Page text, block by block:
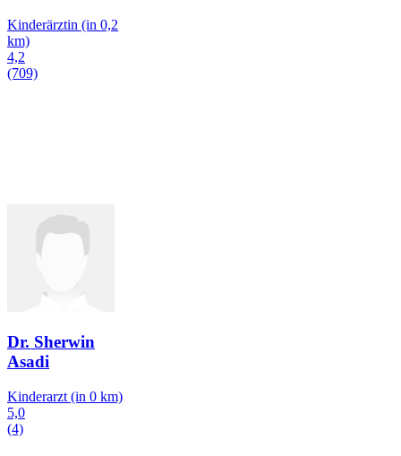
Kinderärztin (in 0,2
km)
4,2
(709)
Dr. Sherwin
Asadi
Kinderarzt (in 0 km)
5,0
(4)